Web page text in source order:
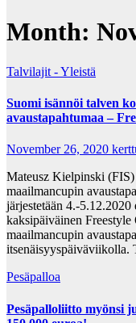
Month:
Talvilajit - Yleistä
Suomi isännöi talven
avaustapahtumaa –
November 26, 2020
Mateusz Kielpinski
maailmancupin
järjestetään 4.-
kaksipäiväinen
maailmancupin
itsenäisyyspäiväviikolla.
Pesäpalloa
Pesäpalloliitto myönsi